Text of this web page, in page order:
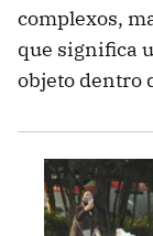
complexos,
que significa
objeto dentro